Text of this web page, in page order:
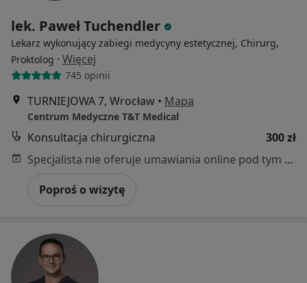
lek. Paweł Tuchendler
Lekarz wykonujący zabiegi medycyny estetycznej, Chirurg,
Proktolog · Więcej
745 opinii
TURNIEJOWA 7, Wrocław • Mapa
Centrum Medyczne T&T Medical
Konsultacja chirurgiczna
300 zł
Specjalista nie oferuje umawiania online pod tym adresem.
Poproś o wizytę